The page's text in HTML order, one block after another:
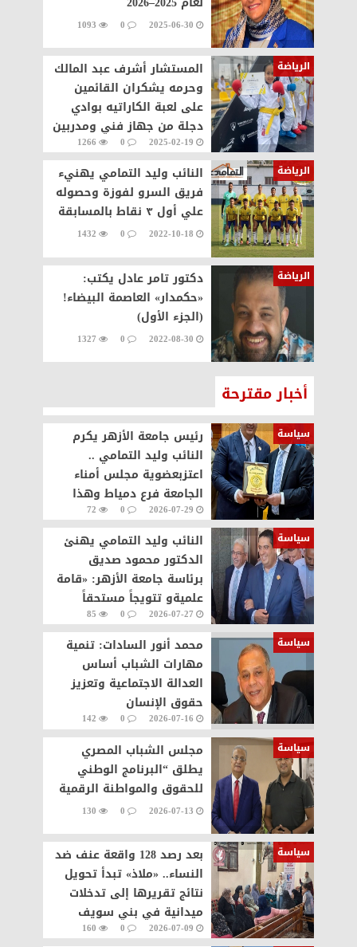
2025-06-30
0
1093
الرياضة
المستشار أشرف عبد المالك
وحرمه يشكران القائمين
على لعبة الكاراتيه بوادي
دجلة من جهاز فني ومدربين
2025-02-19
0
1266
الرياضة
النائب وليد التمامي يهنيء
فريق السرو لفوزة وحصوله
علي أول ٣ نقاط بالمسابقة
2022-10-18
0
1432
الرياضة
دكتور تامر عادل يكتب:
«حكمدار» العاصمة البيضاء!
(الجزء الأول)
2022-08-30
0
1327
أخبار مقترحة
سياسة
رئيس جامعة الأزهر يكرم
النائب وليد التمامي ..
اعتزبعضوية مجلس أمناء
الجامعة فرع دمياط وهذا
التكريم وسام علي صدري
2026-07-29
0
72
سياسة
النائب وليد التمامي يهنئ
الدكتور محمود صديق
برئاسة جامعة الأزهر: «قامة
علميةو تتويجاً مستحقاً
لمسيرة حافلة بالإنجازات
2026-07-27
0
85
سياسة
محمد أنور السادات: تنمية
مهارات الشباب أساس
العدالة الاجتماعية وتعزيز
حقوق الإنسان
2026-07-16
0
142
سياسة
مجلس الشباب المصري
يطلق “البرنامج الوطني
للحقوق والمواطنة الرقمية
2026-07-13
0
130
سياسة
بعد رصد 128 واقعة عنف ضد
النساء.. «ملاذ» تبدأ تحويل
نتائج تقريرها إلى تدخلات
ميدانية في بني سويف
2026-07-09
0
160